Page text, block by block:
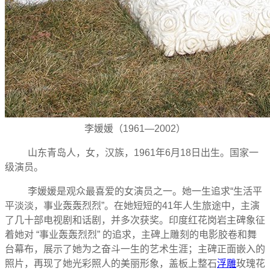
李媛媛 （1961—2002）
山东青岛人，女，汉族，1961年6月18日出生。国家一
级演员。
李媛媛是观众最喜爱的女演员之一。她一生追求“生活平
平淡淡，事业轰轰烈烈”。在她短短的41年人生旅途中，主演
了几十部电视剧和话剧，并多次获奖。印度红花岗岩主碑象征
着她对 “事业轰轰烈烈” 的追求，主碑上雕刻的电影胶卷和舞
台幕布，展示了她为之奋斗一生的艺术生涯；主碑正面嵌入的
照片，再现了她光彩照人的美丽形象，盖板上整石浮雕玫瑰花